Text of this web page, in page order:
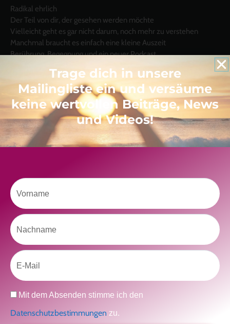
Radikal ehrlich
Der Teil von dir, der gesehen werden möchte
Vielleicht geht es gar nicht darum, noch mehr zu verstehen
Manchmal braucht es einfach eine kleine Auszeit
Berührung, Begegnung und ein neuer Podcast
Like uns auf Facebook
Klicke hier, um Marketing-Cookies zu
akzeptieren und diesen Inhalt zu aktivieren
Trage dich in unsere
Mailingliste ein und versäume
keine wertvollen Beiträge, News
und Videos!
Vorname
Nachname
Email
Datenschutz
Mit dem Absenden stimme ich den
Datenschutzbestimmungen zu.